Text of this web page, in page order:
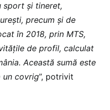
sport și tineret,
precum și de
în 2018, prin MTS,
de profil, calculat
Această sumă este
un covrig”, potrivit